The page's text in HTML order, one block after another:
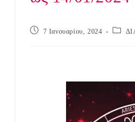
Post
7 Ιανουαρίου, 2024
Post